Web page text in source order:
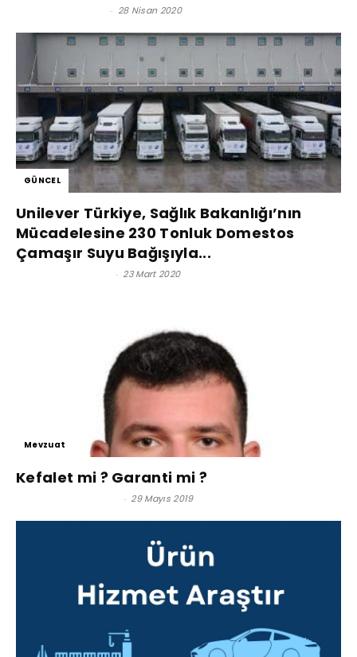
- 28 Nisan 2020
GÜNCEL
Unilever Türkiye, Sağlık Bakanlığı’nın
Mücadelesine 230 Tonluk Domestos
Çamaşır Suyu Bağışıyla...
- 23 Mart 2020
Mevzuat
Kefalet mi ? Garanti mi ?
- 29 Mayıs 2019